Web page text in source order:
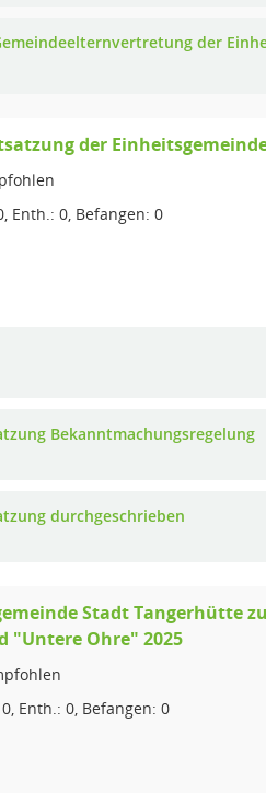
der
der
Enth.: 0, Befangen: 0
Bekanntmachungsregelung
durchgeschrieben
Stadt Tangerhütte
"Untere Ohre" 2025
Enth.: 0, Befangen: 0